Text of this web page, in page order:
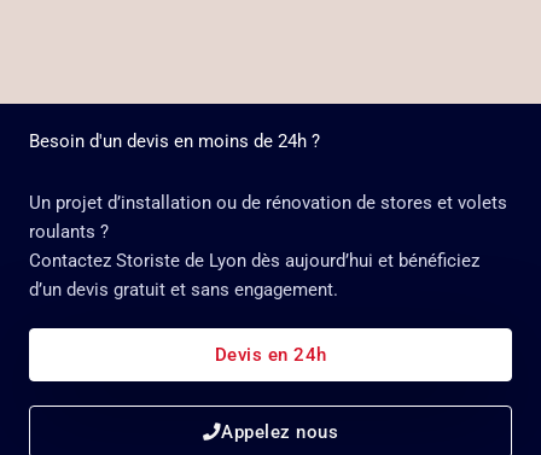
Besoin d'un devis en moins de 24h ?
Un projet d’installation ou de rénovation de stores et volets
roulants ?
Contactez Storiste de Lyon dès aujourd’hui et bénéficiez
d’un devis gratuit et sans engagement.
Devis en 24h
Appelez nous